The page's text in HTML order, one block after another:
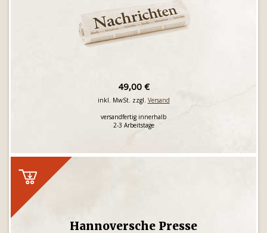
49,00 €
inkl. MwSt. zzgl. Versand
versandfertig innerhalb
2-3 Arbeitstage
Hannoversche Presse